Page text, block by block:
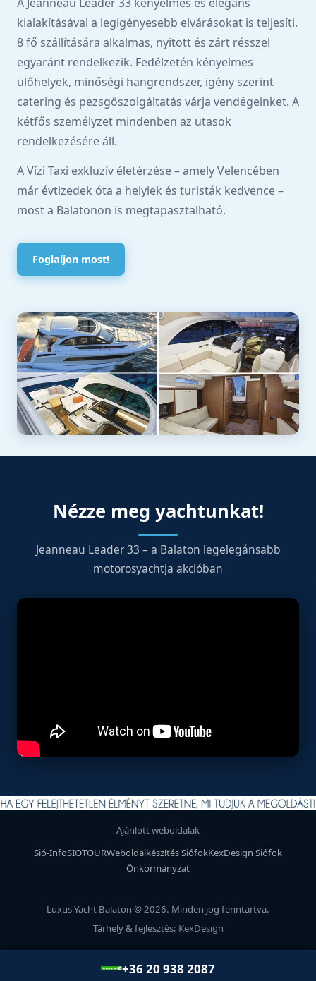
A Jeanneau Leader 33 kényelmes és elegáns
kialakításával a legigényesebb elvárásokat is teljesíti.
8 fő szállítására alkalmas, nyitott és zárt résszel
egyaránt rendelkezik. Fedélzetén kényelmes
ülőhelyek, minőségi hangrendszer, igény szerint
catering és pezsgőszolgáltatás várja vendégeinket. A
kétfős személyzet mindenben az utasok
rendelkezésére áll.
A Vízi Taxi exkluzív életérzése – amely Velencében
már évtizedek óta a helyiek és turisták kedvence –
most a Balatonon is megtapasztalható.
Foglaljon most!
Nézze meg yachtunkat!
Jeanneau Leader 33 – a Balaton legelegánsabb
motorosyachtja akcióban
Ajánlott weboldalak
Sió-InfoSIOTOURWeboldalkészítés SiófokKexDesign Siófok
Önkormányzat
Luxus Yacht Balaton © 2026. Minden jog fenntartva.
Tárhely & fejlesztés: KexDesign
+36 20 938 2087